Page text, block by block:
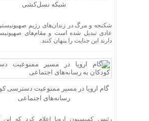
شبکه نسل‌کشی
شکنجه و مرگ در زندان‌های رژیم
عادی تبدیل شده است و مقام‌های
دارند این جنایت را پنهان کنند.
گام اروپا در مسیر ممنوعیت دسترسی
رسانه‌های اجتماعی
رئیس کمیسیون اروپا اعلام کرد که این